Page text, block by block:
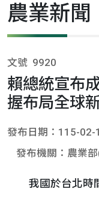
農業新聞
文號 9920
賴總統宣布
握布局全球
發布日期：115-02-
發布機關：農業
我國於台北時間